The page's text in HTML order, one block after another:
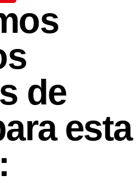
de
esta